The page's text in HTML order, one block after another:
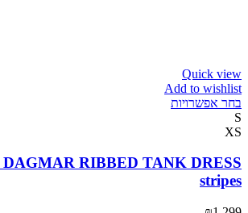
Quick view
Add to wishlist
בחר אפשרויות
S
XS
DAGMAR RIBBED TANK DRESS
stripes